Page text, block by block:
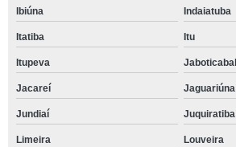
Ibiúna Indaiatuba
Itatiba Itu
Itupeva Jaboticabal
Jacareí Jaguariúna
Jundiaí Juquiratiba
Limeira Louveira